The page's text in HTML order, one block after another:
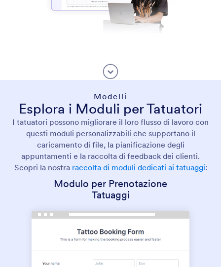
Modelli
Esplora i Moduli per Tatuatori
I tatuatori possono migliorare il loro flusso di lavoro con
questi moduli personalizzabili che supportano il
caricamento di file, la pianificazione degli
appuntamenti e la raccolta di feedback dei clienti.
Scopri la nostra raccolta di moduli dedicati ai tatuaggi:
Modulo per Prenotazione
Tatuaggi